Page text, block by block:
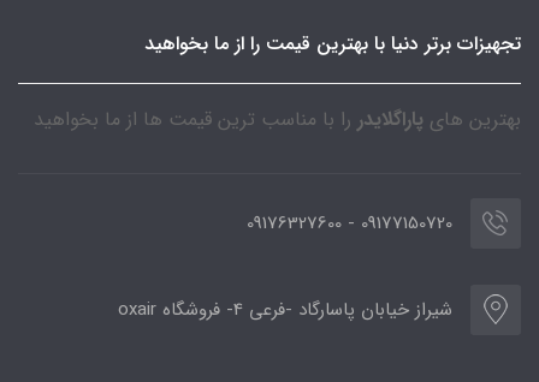
تجهیزات برتر دنیا با بهترین قیمت را از ما بخواهید
بهترین های پاراگلایدر را با مناسب ترین قیمت ها از ما بخواهید
09177150720 - 09176327600
شیراز خیابان پاسارگاد -فرعی 4- فروشگاه oxair